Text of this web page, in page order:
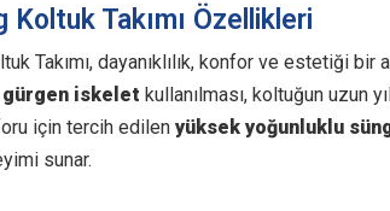
Koltuk Takımı Özellikleri
Takımı, dayanıklılık, konfor ve estetiği bir
gürgen iskelet kullanılması, koltuğun uzun
için tercih edilen yüksek yoğunluklu
sunar.